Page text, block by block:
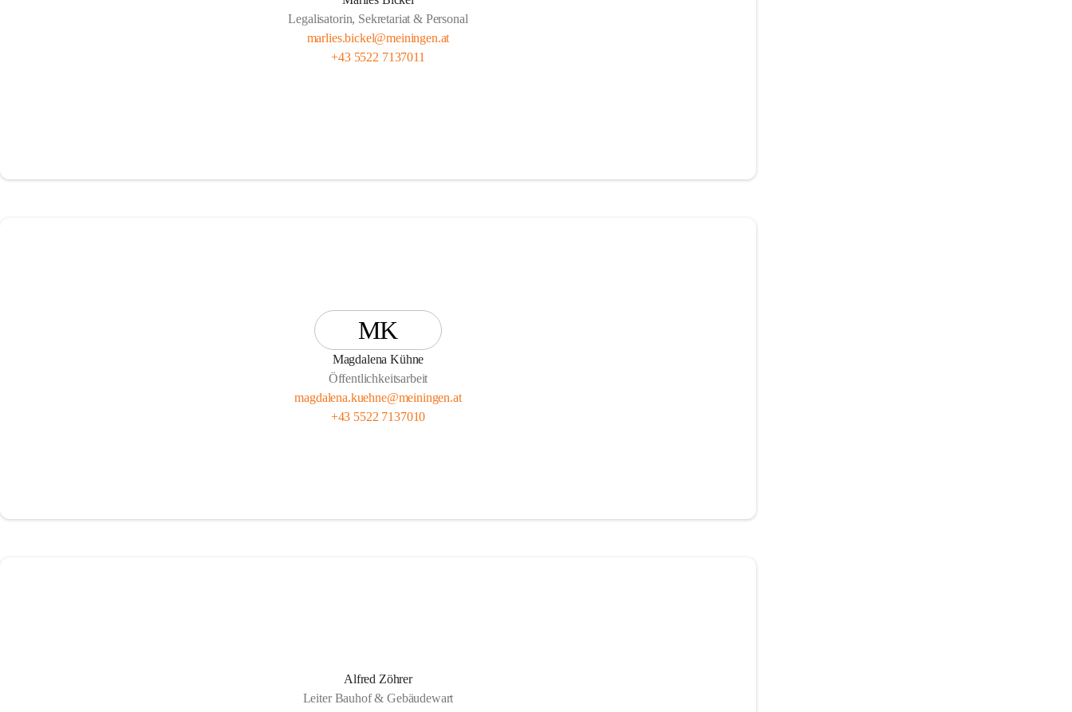
Legalisatorin, Sekretariat & Personal
marlies.bickel@meiningen.at
+43 5522 7137011
MK
Magdalena Kühne
Öffentlichkeitsarbeit
magdalena.kuehne@meiningen.at
+43 5522 7137010
Alfred Zöhrer
Leiter Bauhof & Gebäudewart